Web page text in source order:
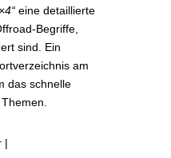
eine detaillierte
Begriffe,
sind. Ein
am
das schnelle
|